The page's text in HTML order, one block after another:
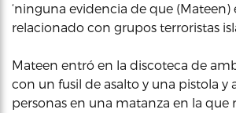
‘ninguna evidencia de que (Mateen)
relacionado con grupos terroristas
Mateen entró en la discoteca de
con un fusil de asalto y una pistola y
personas en una matanza en la que